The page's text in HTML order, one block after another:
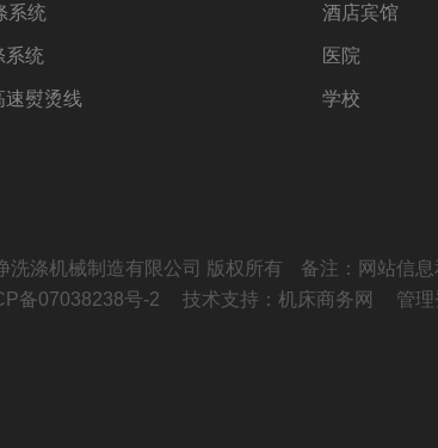
系统
系统
速熨烫线
酒店​宾馆
医院
学校
洗涤机械制造有限公司 版权所有
备注：网站信
备07038238号-2
技术支持：机床商务网 管